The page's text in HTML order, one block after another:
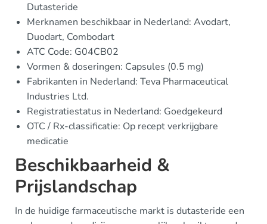
Dutasteride
Merknamen beschikbaar in Nederland: Avodart,
Duodart, Combodart
ATC Code: G04CB02
Vormen & doseringen: Capsules (0.5 mg)
Fabrikanten in Nederland: Teva Pharmaceutical
Industries Ltd.
Registratiestatus in Nederland: Goedgekeurd
OTC / Rx-classificatie: Op recept verkrijgbare
medicatie
Beschikbaarheid &
Prijslandschap
In de huidige farmaceutische markt is dutasteride een